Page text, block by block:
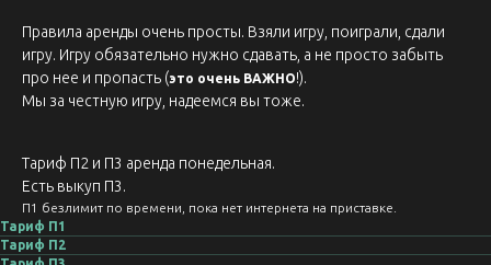
Правила аренды очень просты. Взяли игру, поиграли, сдали
игру. Игру обязательно нужно сдавать, а не просто забыть
про нее и пропасть (это очень ВАЖНО!).
Мы за честную игру, надеемся вы тоже.
Тариф П2 и П3 аренда понедельная.
Есть выкуп П3.
П1 безлимит по времени, пока нет интернета на приставке.
Тариф П1
Тариф П2